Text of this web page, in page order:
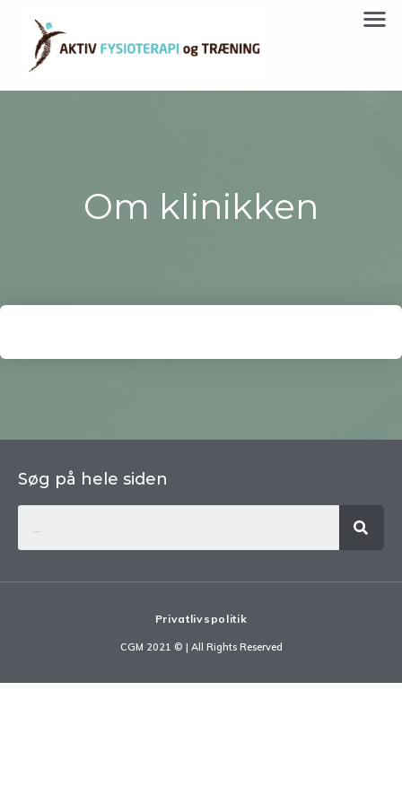
Om klinikken
Søg på hele siden
Privatlivspolitik
CGM 2021 ©​ | All Rights Reserved